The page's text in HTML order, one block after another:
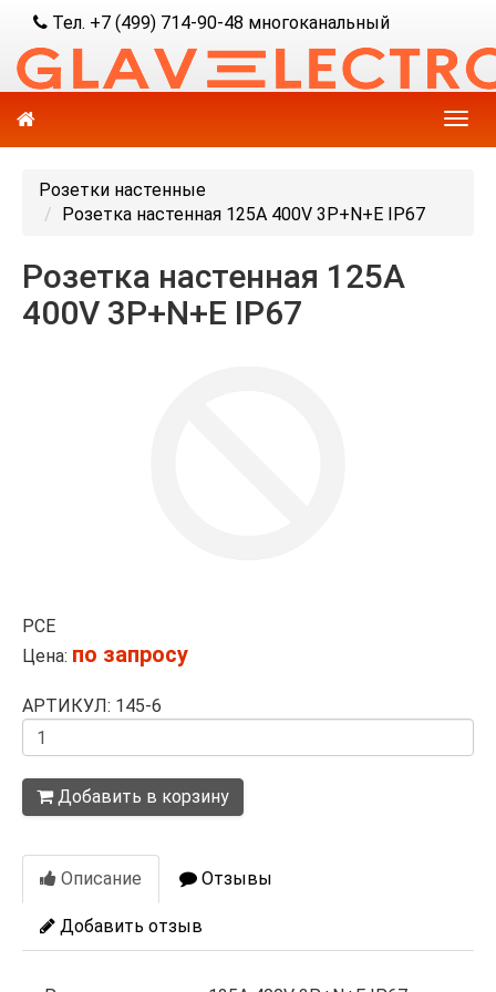
Тел. +7 (499) 714-90-48 многоканальный
Розетки настенные
Розетка настенная 125А 400V 3P+N+E IP67
Розетка настенная 125А
400V 3P+N+E IP67
PCE
Цена: по запросу
АРТИКУЛ: 145-6
Количество
Добавить в корзину
Описание Отзывы
Добавить отзыв